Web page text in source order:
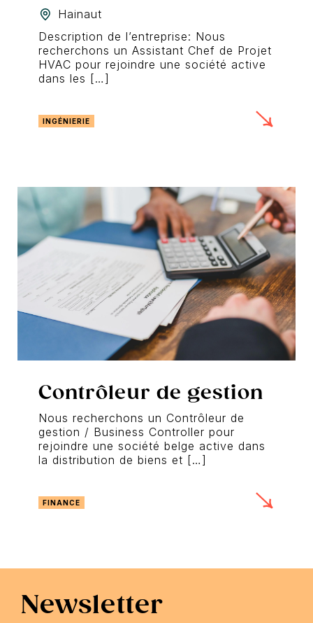
Hainaut
Description de l’entreprise: Nous
recherchons un Assistant Chef de Projet
HVAC pour rejoindre une société active
dans les […]
INGÉNIERIE
Contrôleur de gestion
Nous recherchons un Contrôleur de
gestion / Business Controller pour
rejoindre une société belge active dans
la distribution de biens et […]
FINANCE
Newsletter